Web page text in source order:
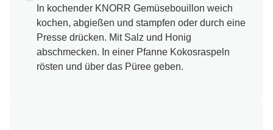
In kochender KNORR Gemüsebouillon weich
kochen, abgießen und stampfen oder durch eine
Presse drücken. Mit Salz und Honig
abschmecken. In einer Pfanne Kokosraspeln
rösten und über das Püree geben.